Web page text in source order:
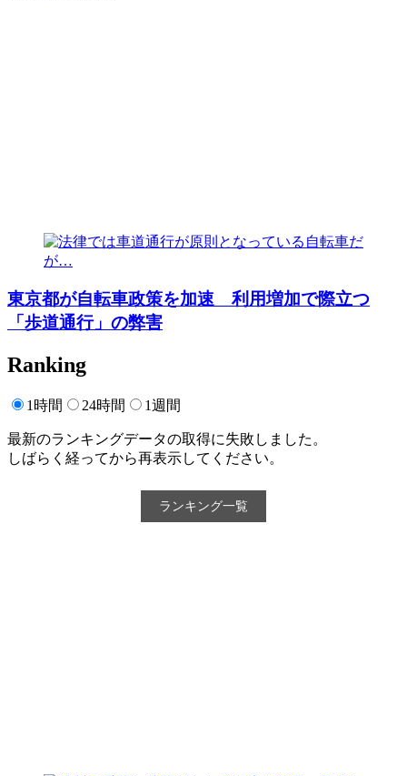
東京都が自転車政策を加速 利用増加で際立つ
「歩道通行」の弊害
Ranking
1時間 24時間 1週間
最新のランキングデータの取得に失敗しました。
しばらく経ってから再表示してください。
ランキング一覧